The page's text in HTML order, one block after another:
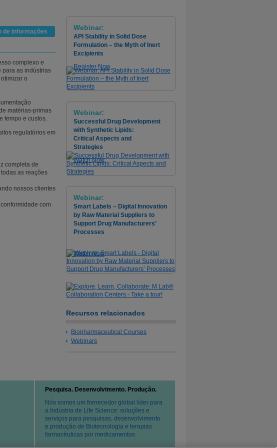
de informações
complexo e
para as indústrias
o
matérias-primas
tempo e custos.
regulatórios em
completa de
as reações
nossos clientes
com
Webinar:
API Stability in Solid Dose
Formulation – the Myth of Inert
Excipients
Register Now
Webinar:
Successful Drug Development
with Synthetic Lipids:
Critical Aspects and
Strategies
Watch Now
Webinar:
Smart Labels – Digital Innovation
by Raw Material Suppliers to
Support Drug Manufacturers’
Processes
Watch Now
Recursos relacionados
Biopharmaceutical Courses
Webinars
Pesquisa. Desenvolvimento. Produção.
Nós somos um fornecedor global líder para
a Indústria de Life Science: soluções e
serviços para pesquisas, desenvolvimento
e produção de Biotecnologia e terapias
farmacêuticas por medicamentos